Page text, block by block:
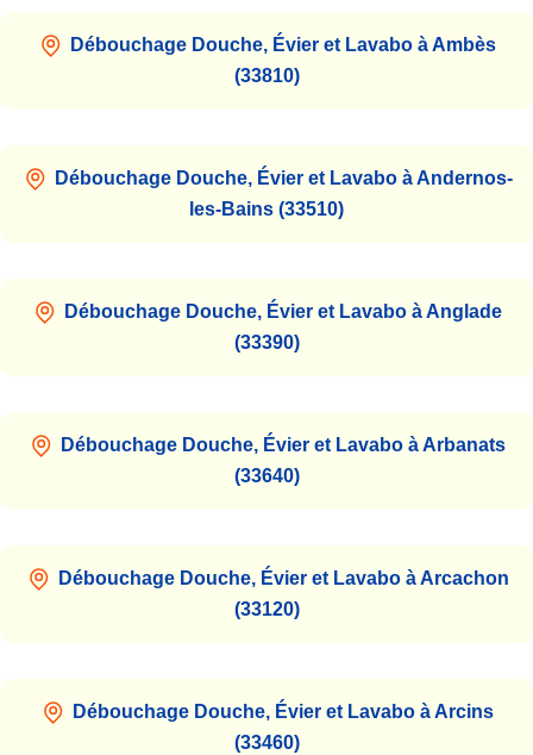
Débouchage Douche, Évier et Lavabo à Ambès
(33810)
Débouchage Douche, Évier et Lavabo à Andernos-
les-Bains (33510)
Débouchage Douche, Évier et Lavabo à Anglade
(33390)
Débouchage Douche, Évier et Lavabo à Arbanats
(33640)
Débouchage Douche, Évier et Lavabo à Arcachon
(33120)
Débouchage Douche, Évier et Lavabo à Arcins
(33460)